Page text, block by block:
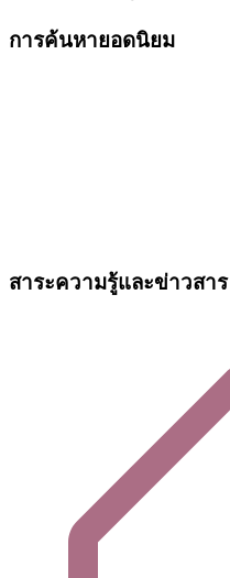
การค้นหายอดนิยม
สาระความรู้และข่าวสาร